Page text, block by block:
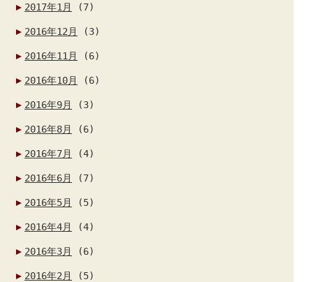
2017年1月 (7)
2016年12月 (3)
2016年11月 (6)
2016年10月 (6)
2016年9月 (3)
2016年8月 (6)
2016年7月 (4)
2016年6月 (7)
2016年5月 (5)
2016年4月 (4)
2016年3月 (6)
2016年2月 (5)